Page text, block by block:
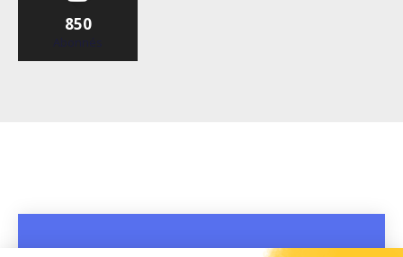
850
Abonnés